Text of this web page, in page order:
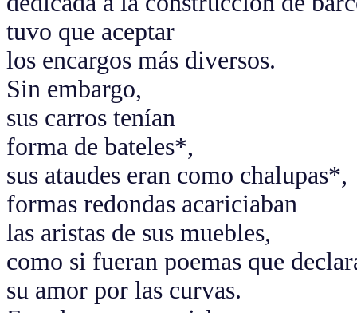
tuvo que aceptar
los encargos más diversos.
Sin embargo,
sus carros tenían
forma de bateles*,
sus ataudes eran como chalupas*,
formas redondas acariciaban
las aristas de sus muebles,
como si fueran poemas que
su amor por las curvas.